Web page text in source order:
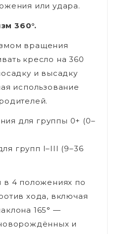
или удара.
360°.
вращения
кресло на 360
и высадку
использование
для группы 0+ (0–
групп I–III (9–36
в 4 положениях по
хода, включая
165° —
и